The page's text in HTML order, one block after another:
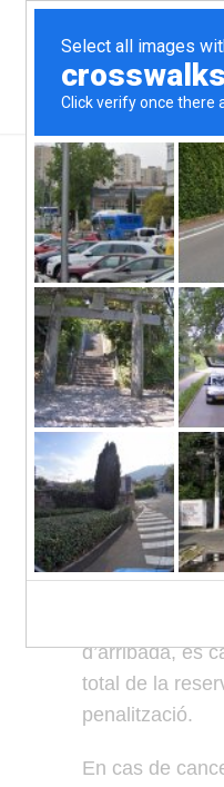
Política
Tarifes
realitzades
cancel·lades
penalització
la data
En cas de
d’arribada, es
total de la
penalització.
En cas de